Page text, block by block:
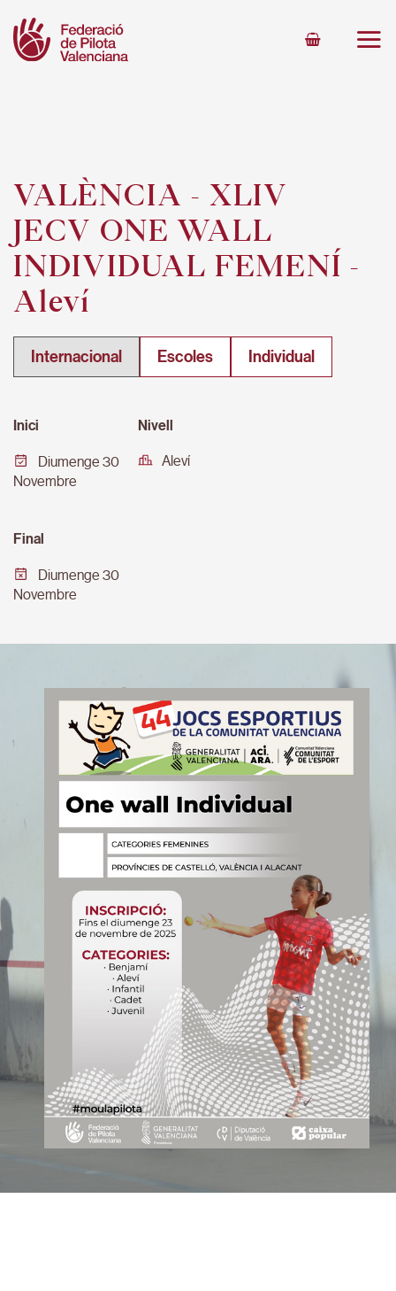
content
VALÈNCIA - XLIV
JECV ONE WALL
INDIVIDUAL FEMENÍ -
Aleví
Internacional Escoles Individual
Inici
Diumenge 30
Novembre
Nivell
Aleví
Final
Diumenge 30
Novembre